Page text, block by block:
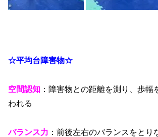
☆平均台障害物☆
空間認知 ：障害物との距離を測り、歩幅
われる
バランス力 ：前後左右のバランスをとり